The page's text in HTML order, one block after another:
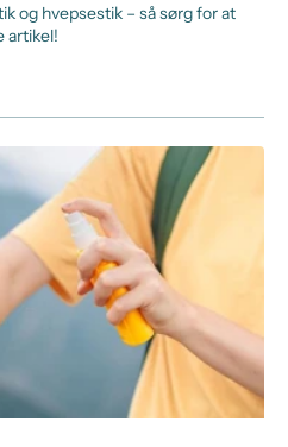
og hvepsestik – så sørg for at
artikel!